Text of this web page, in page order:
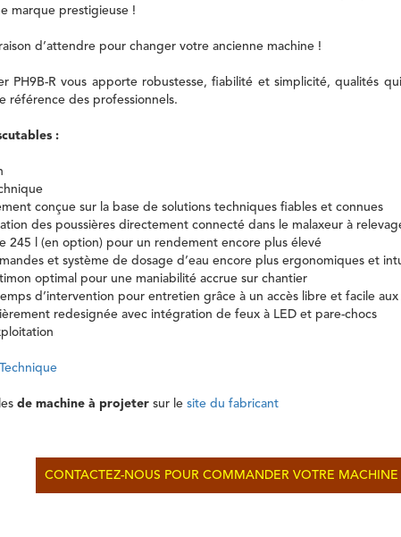
marque prestigieuse !
d’attendre pour changer votre ancienne machine !
PH9B-R vous apporte robustesse, fiabilité et simplicité, qualités
référence des professionnels.
:
conçue sur la base de solutions techniques fiables et connues
des poussières directement connecté dans le malaxeur à
245 l (en option) pour un rendement encore plus élevé
et système de dosage d’eau encore plus ergonomiques et
optimal pour une maniabilité accrue sur chantier
d’intervention pour entretien grâce à un accès libre et facile
redesignée avec intégration de feux à LED et pare-chocs
de machine à projetersur le site du fabricant
CONTACTEZ-NOUS POUR COMMANDER VOTRE MACHINE